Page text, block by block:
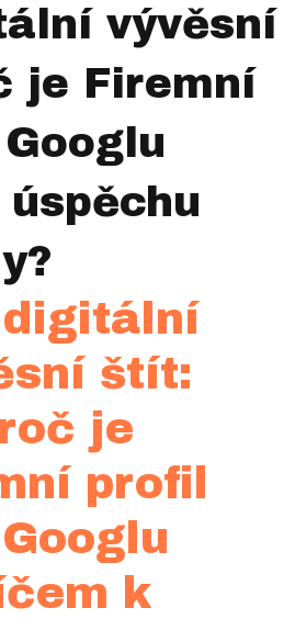
vývěsní
je Firemní
štít:
je
profil
k